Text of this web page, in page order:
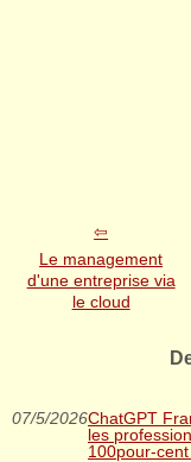
Le management
d'une entreprise via
le cloud
07/5/2026ChatGPT
les
100pour-